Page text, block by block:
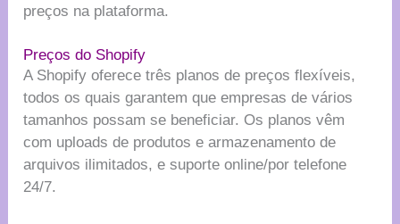
preços na plataforma.
Preços do Shopify
A Shopify oferece três planos de preços flexíveis,
todos os quais garantem que empresas de vários
tamanhos possam se beneficiar. Os planos vêm
com uploads de produtos e armazenamento de
arquivos ilimitados, e suporte online/por telefone
24/7.